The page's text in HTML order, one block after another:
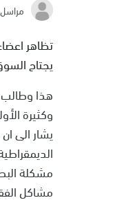
تظاهر
يجتاح
هذا وطالب
وكثيرة
يشار الى
مشكلة
مشاكل